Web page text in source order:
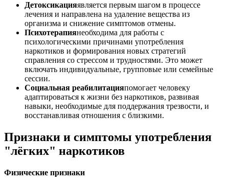
Детоксикацияявляется первым шагом в процессе
лечения и направлена на удаление вещества из
организма и снижение симптомов отмены.
Психотерапиянеобходима для работы с
психологическими причинами употребления
наркотиков и формирования новых стратегий
справления со стрессом и трудностями. Это может
включать индивидуальные, групповые или семейные
сессии.
Социальная реабилитацияпомогает человеку
адаптироваться к жизни без наркотиков, развивая
навыки, необходимые для поддержания трезвости, и
восстанавливая отношения с близкими.
Признаки и симптомы употребления
"лёгких" наркотиков
Физические признаки